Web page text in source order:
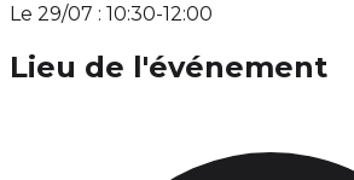
Le 29/07 : 10:30-12:00
Lieu de l'événement